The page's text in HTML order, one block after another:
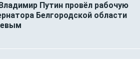
Путин провёл рабочую
Белгородской области